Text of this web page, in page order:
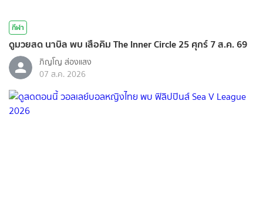
กีฬา
ดูมวยสด นาบิล พบ เสือคิม The Inner Circle 25 ศุกร์ 7 ส.ค. 69
ภิญโญ ส่องแสง
07 ส.ค. 2026